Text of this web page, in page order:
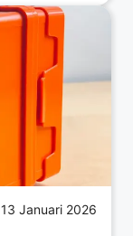
13 Januari 2026